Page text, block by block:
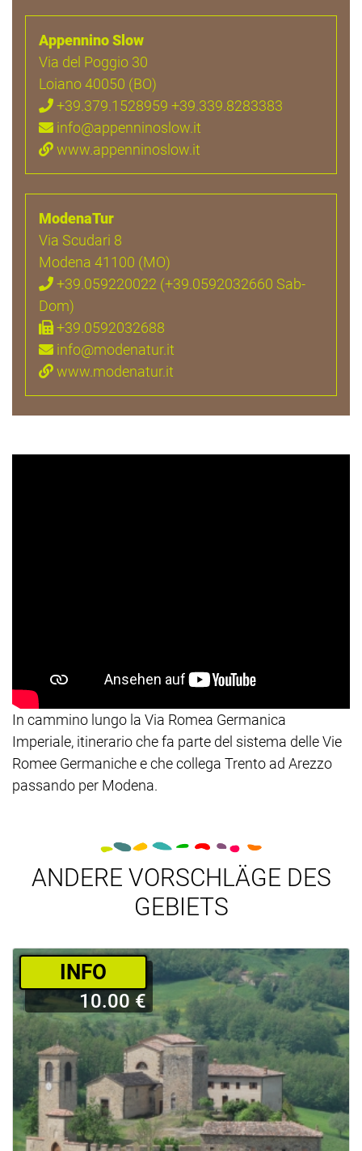
Appennino Slow
Via del Poggio 30
Loiano 40050 (BO)
+39.379.1528959 +39.339.8283383
info@appenninoslow.it
www.appenninoslow.it
ModenaTur
Via Scudari 8
Modena 41100 (MO)
+39.059220022 (+39.0592032660 Sab-
Dom)
+39.0592032688
info@modenatur.it
www.modenatur.it
In cammino lungo la Via Romea Germanica
Imperiale, itinerario che fa parte del sistema delle Vie
Romee Germaniche e che collega Trento ad Arezzo
passando per Modena.
ANDERE VORSCHLÄGE DES
GEBIETS
­INFO
10.00 €